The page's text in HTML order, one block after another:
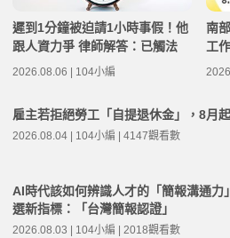
遲到1分鐘被迫請1小時事假！他
跟人資力爭 律師解答：已觸法
2026.08.06 | 104小編
南
工
雇主若拒絕勞工「自提退休金」，8月
2026.08.04 | 104小編 | 4147觀看數
AI時代該如何辨識人才的「簡報溝通力
選新指標：「台灣簡報認證」
2026.08.03 | 104小編 | 2018觀看數